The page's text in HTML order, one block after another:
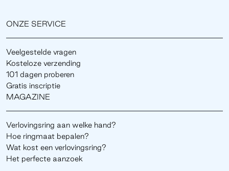
ONZE SERVICE
Veelgestelde vragen
Kosteloze verzending
101 dagen proberen
Gratis inscriptie
MAGAZINE
Verlovingsring aan welke hand?
Hoe ringmaat bepalen?
Wat kost een verlovingsring?
Het perfecte aanzoek